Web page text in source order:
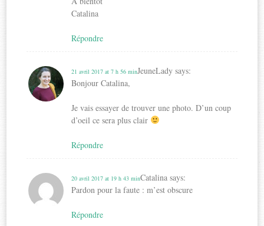
Catalina
Répondre
JeuneLady says:
21 avril 2017 at 7 h 56 min
Bonjour Catalina,
Je vais essayer de trouver une photo. D’un coup
d’oeil ce sera plus clair
Répondre
Catalina says:
20 avril 2017 at 19 h 43 min
Pardon pour la faute : m’est obscure
Répondre